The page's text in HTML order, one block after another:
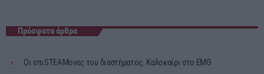
Πρόσφατα άρθρα
Οι επιSTEAMονες του διαστήματος. Καλοκαίρι στο ΕΜΘ